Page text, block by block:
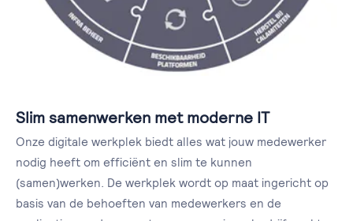
Slim samenwerken met moderne IT
Onze digitale werkplek biedt alles wat jouw medewerker
nodig heeft om efficiënt en slim te kunnen
(samen)werken. De werkplek wordt op maat ingericht op
basis van de behoeften van medewerkers en de